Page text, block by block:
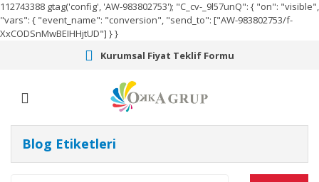
112743388 gtag('config', 'AW-983802753'); "C_cv-_9l57unQ": { "on": "visible",
"vars": { "event_name": "conversion", "send_to": ["AW-983802753/f-
XxCODSnMwBEIHHjtUD"] } }
Kurumsal Fiyat Teklif Formu
Blog Etiketleri